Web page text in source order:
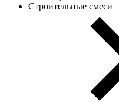
Строительные смеси